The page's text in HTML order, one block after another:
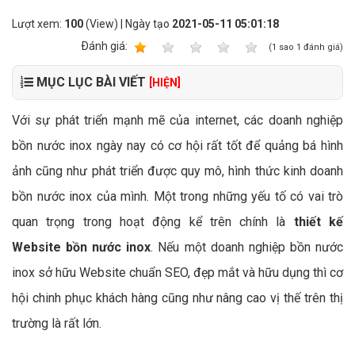
Lượt xem: 100(View) | Ngày tạo 2021-05-11 05:01:18
Ðánh giá:
(1 sao 1 đánh giá)
MỤC LỤC BÀI VIẾT [HIỆN]
Với sự phát triển mạnh mẽ của internet, các doanh nghiệp
bồn nước inox ngày nay có cơ hội rất tốt để quảng bá hình
ảnh cũng như phát triển được quy mô, hình thức kinh doanh
bồn nước inox của mình. Một trong những yếu tố có vai trò
quan trọng trong hoạt động kể trên chính là thiết kế
Website bồn nước inox. Nếu một doanh nghiệp bồn nước
inox sở hữu Website chuẩn SEO, đẹp mắt và hữu dụng thì cơ
hội chinh phục khách hàng cũng như nâng cao vị thế trên thị
trường là rất lớn.